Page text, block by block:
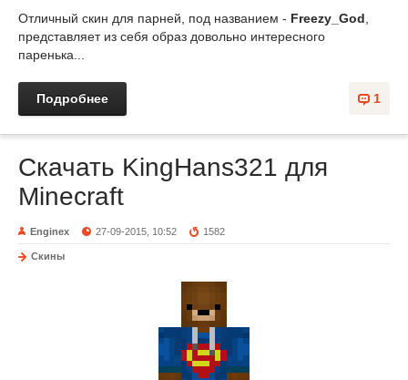
Отличный скин для парней, под названием - Freezy_God
представляет из себя образ довольно интересного
паренька...
1
Подробнее
Скачать KingHans321 для
Minecraft
Enginex 27-09-2015, 10:52 1582
Скины